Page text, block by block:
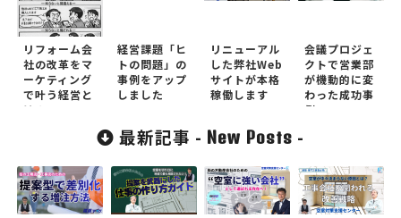
リフォーム会
社の改革をマ
ーケティング
で叶う経営と
は？
経営課題「ヒ
トの問題」の
事例をアップ
しました
リニューアル
した弊社Web
サイトが本格
稼働します
会議プロジェ
クトで営業部
が機動的に変
わった成功事
例
最新記事 - New Posts -